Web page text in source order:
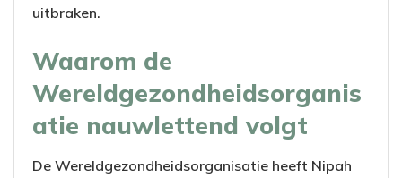
uitbraken.
Waarom de
Wereldgezondheidsorganis
atie nauwlettend volgt
De Wereldgezondheidsorganisatie heeft Nipah